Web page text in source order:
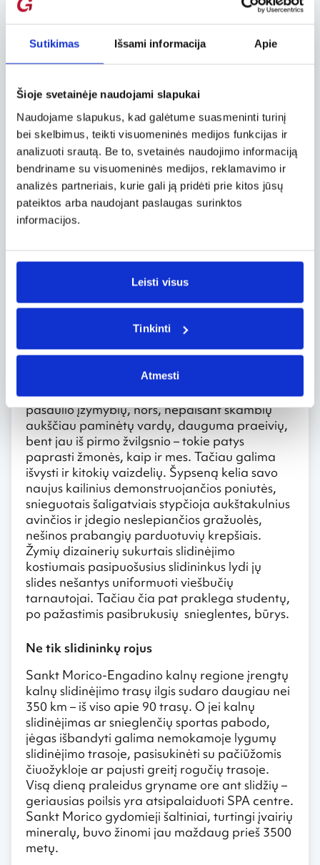
Sutikimas Išsami informacija Apie
Šioje svetainėje naudojami slapukai
Naudojame slapukus, kad galėtume suasmeninti turinį
bei skelbimus, teikti visuomeninės medijos funkcijas ir
analizuoti srautą. Be to, svetainės naudojimo informaciją
bendriname su visuomeninės medijos, reklamavimo ir
analizės partneriais, kurie gali ją pridėti prie kitos jūsų
pateiktos arba naudojant paslaugas surinktos
informacijos.
Leisti visus
Tinkinti
Atmesti
reiktų pridurti – ir mėgstantieji leisti pinigus:
garsiausių pasaulio dizainerių boutique stiliaus
prabangos pripratusius poilsiautojus pasitinka
net 5 aukščiausios klasės penkių žvaigždučių
viešbučiai. Palyginimui – tiek pat aukščiausios
klasės viešbučių turime ir Vilniuje, o sostinės
Didžiojoje gatvėje esantys keli „butikai“ nė iš
tolo neprilygsta nedidelio kalnų miestelio
gatvėse įsikūrusių žymiausių pasaulio
dizainerių vardų ir prabangos prekinių ženklų
įvairovei.
Uma Turman, Švedijos karalius Karlas
Gustavas ir kt. O anksčiau čia dažnai
Greta Garbo, Alfredas Hičkokas.
sutinkame labai įvairių žmonių. Ką gali žinoti,
galbūt tarp jų buvo ir „užsimaskavusių“
pasaulio įžymybių, nors, nepaisant skambių
aukščiau paminėtų vardų, dauguma praeivių,
bent jau iš pirmo žvilgsnio – tokie patys
paprasti žmonės, kaip ir mes. Tačiau galima
išvysti ir kitokių vaizdelių. Šypseną kelia savo
naujus kailinius demonstruojančios poniutės,
snieguotais šaligatviais stypčioja aukštakulnius
avinčios ir įdegio neslepiančios gražuolės,
nešinos prabangių parduotuvių krepšiais.
Žymių dizainerių sukurtais slidinėjimo
kostiumais pasipuošusius slidininkus lydi jų
slides nešantys uniformuoti viešbučių
tarnautojai. Tačiau čia pat praklega studentų,
po pažastimis pasibrukusių snieglentes, būrys.
Ne tik slidininkų rojus
Sankt Morico-Engadino kalnų regione įrengtų
kalnų slidinėjimo trasų ilgis sudaro daugiau nei
350 km – iš viso apie 90 trasų. O jei kalnų
slidinėjimas ar snieglenčių sportas pabodo,
jėgas išbandyti galima nemokamoje lygumų
slidinėjimo trasoje, pasisukinėti su pačiūžomis
čiuožykloje ar pajusti greitį rogučių trasoje.
Visą dieną praleidus gryname ore ant slidžių –
geriausias poilsis yra atsipalaiduoti SPA centre.
Sankt Morico gydomieji šaltiniai, turtingi įvairių
mineralų, buvo žinomi jau maždaug prieš 3500
metų.